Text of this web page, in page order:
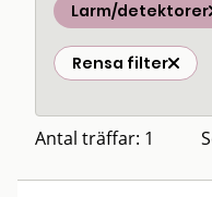
Larm/detektorer
Rensa filter
Antal träffar: 1